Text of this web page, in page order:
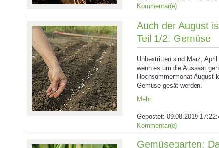
Kommentar(e)
Auch der August
Teil 1/2: Gemüse
Unbestritten sind März,
wenn es um die Aussaat
Hochsommermonat August
Gemüse gesät werden.
Mehr
Gepostet: 09.08.2019
Kommentar(e)
Gemüsegarten: